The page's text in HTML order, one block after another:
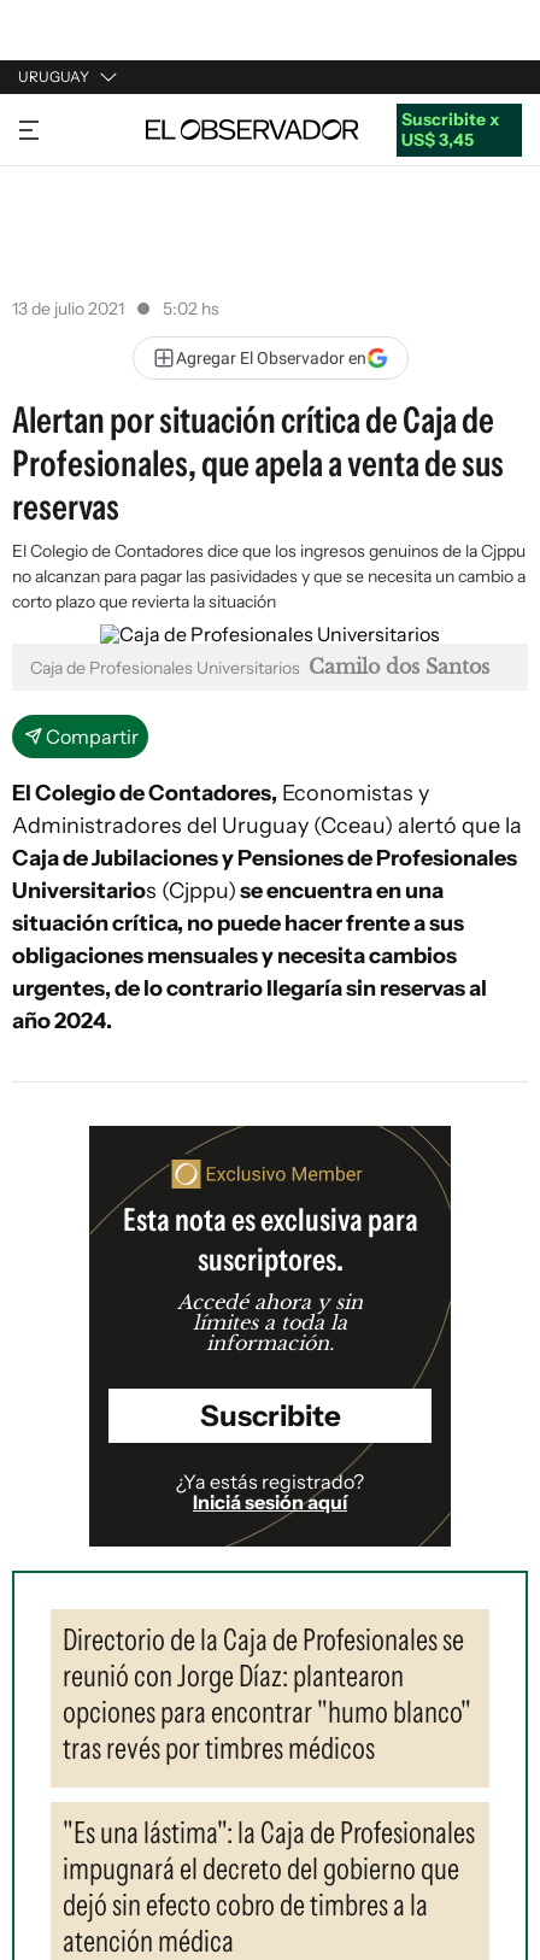
URUGUAY
URUGUAY
ARGENTINA
Suscribite x
US$ 3,45
13 de julio 2021 5:02 hs
Agregar El Observador en
Alertan por situación crítica de Caja de
Profesionales, que apela a venta de sus
reservas
El Colegio de Contadores dice que los ingresos genuinos de la Cjppu
no alcanzan para pagar las pasividades y que se necesita un cambio a
corto plazo que revierta la situación
Caja de Profesionales Universitarios Camilo dos Santos
Compartir
El Colegio de Contadores, Economistas y
Administradores del Uruguay (Cceau) alertó que la
Caja de Jubilaciones y Pensiones de Profesionales
Universitarios (Cjppu)se encuentra en una
situación crítica, no puede hacer frente a sus
obligaciones mensuales y necesita cambios
urgentes, de lo contrario llegaría sin reservas al
año 2024.
Esta nota es exclusiva para
suscriptores.
Accedé ahora y sin
límites a toda la
información.
Suscribite
¿Ya estás registrado?
Iniciá sesión aquí
Directorio de la Caja de Profesionales se
reunió con Jorge Díaz: plantearon
opciones para encontrar "humo blanco"
tras revés por timbres médicos
"Es una lástima": la Caja de Profesionales
impugnará el decreto del gobierno que
dejó sin efecto cobro de timbres a la
atención médica